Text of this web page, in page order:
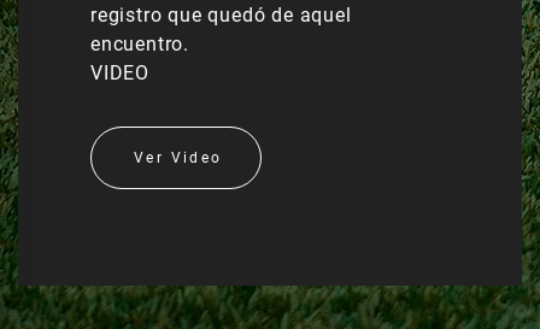
registro que quedó de aquel
encuentro.
VIDEO
Ver Video